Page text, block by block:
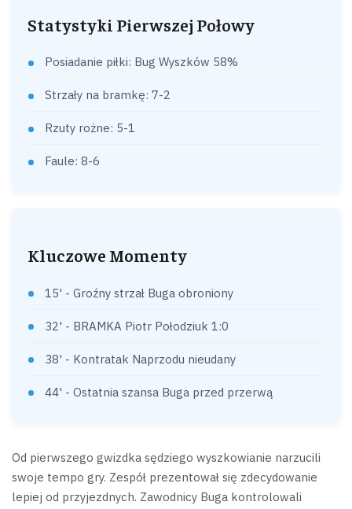
Statystyki Pierwszej Połowy
Posiadanie piłki: Bug Wyszków 58%
Strzały na bramkę: 7-2
Rzuty rożne: 5-1
Faule: 8-6
Kluczowe Momenty
15' - Groźny strzał Buga obroniony
32' - BRAMKA Piotr Połodziuk 1:0
38' - Kontratak Naprzodu nieudany
44' - Ostatnia szansa Buga przed przerwą
Od pierwszego gwizdka sędziego wyszkowianie narzucili
swoje tempo gry. Zespół prezentował się zdecydowanie
lepiej od przyjezdnych. Zawodnicy Buga kontrolowali